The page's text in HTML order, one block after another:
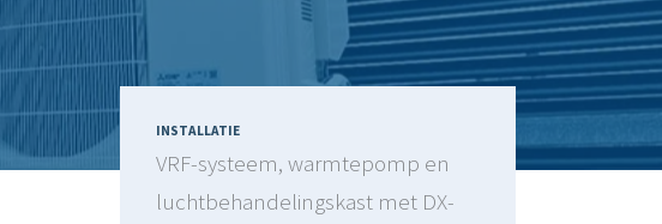
INSTALLATIE
VRF-systeem, warmtepomp en
luchtbehandelingskast met DX-